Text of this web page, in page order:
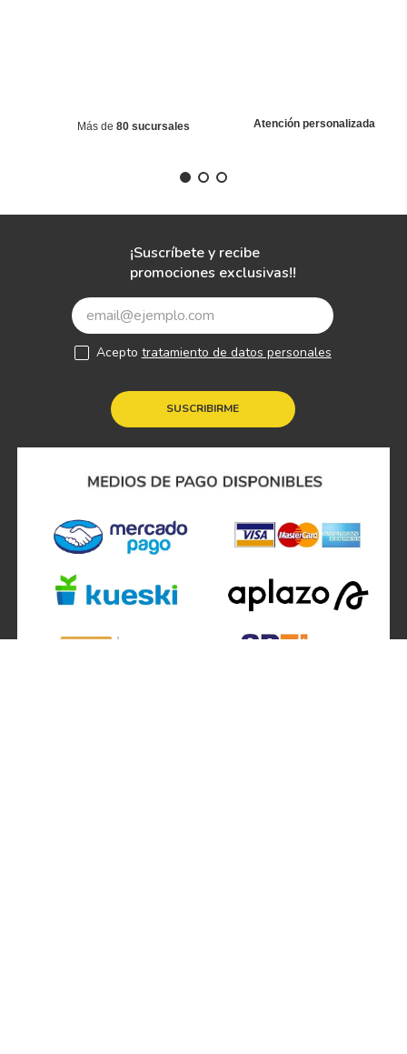
Más de 80 sucursales Atención personalizada
¡Suscríbete y recibe
promociones exclusivas!!
SUSCRIBIRME
Acepto tratamiento de datos personales